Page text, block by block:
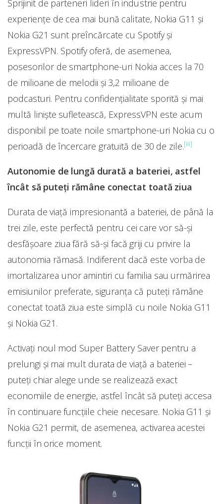
Sprijinit de parteneri lideri în industrie pentru
experiențe de cea mai bună calitate, Nokia G11 și
Nokia G21 sunt preîncărcate cu Spotify și
ExpressVPN. Spotify oferă, de asemenea,
posesorilor de smartphone-uri Nokia acces la 70
de milioane de melodii și 3,2 milioane de
podcasturi. Pentru confidențialitate sporită și mai
multă liniște sufletească, ExpressVPN este acum
disponibil pe toate noile smartphone-uri Nokia cu o
perioadă de încercare gratuită de 30 de zile.[iii]
Autonomie de lungă durată a bateriei, astfel
încât să puteți rămâne conectat toată ziua
Durata de viață impresionantă a bateriei, de până la
trei zile, este perfectă pentru cei care vor să-și
desfășoare ziua fără să-și facă griji cu privire la
autonomia rămasă. Indiferent dacă este vorba de
imortalizarea unor amintiri cu familia sau urmărirea
emisiunilor preferate, siguranța că puteți rămâne
conectat toată ziua este simplă cu noile Nokia G11
și Nokia G21.
Activați noul mod Super Battery Saver pentru a
prelungi și mai mult durata de viață a bateriei –
puteți chiar alege unde se realizează exact
economiile de energie, astfel încât să puteți accesa
în continuare funcțiile cheie necesare. Nokia G11 și
Nokia G21 permit, de asemenea, activarea acestei
funcții în orice moment.